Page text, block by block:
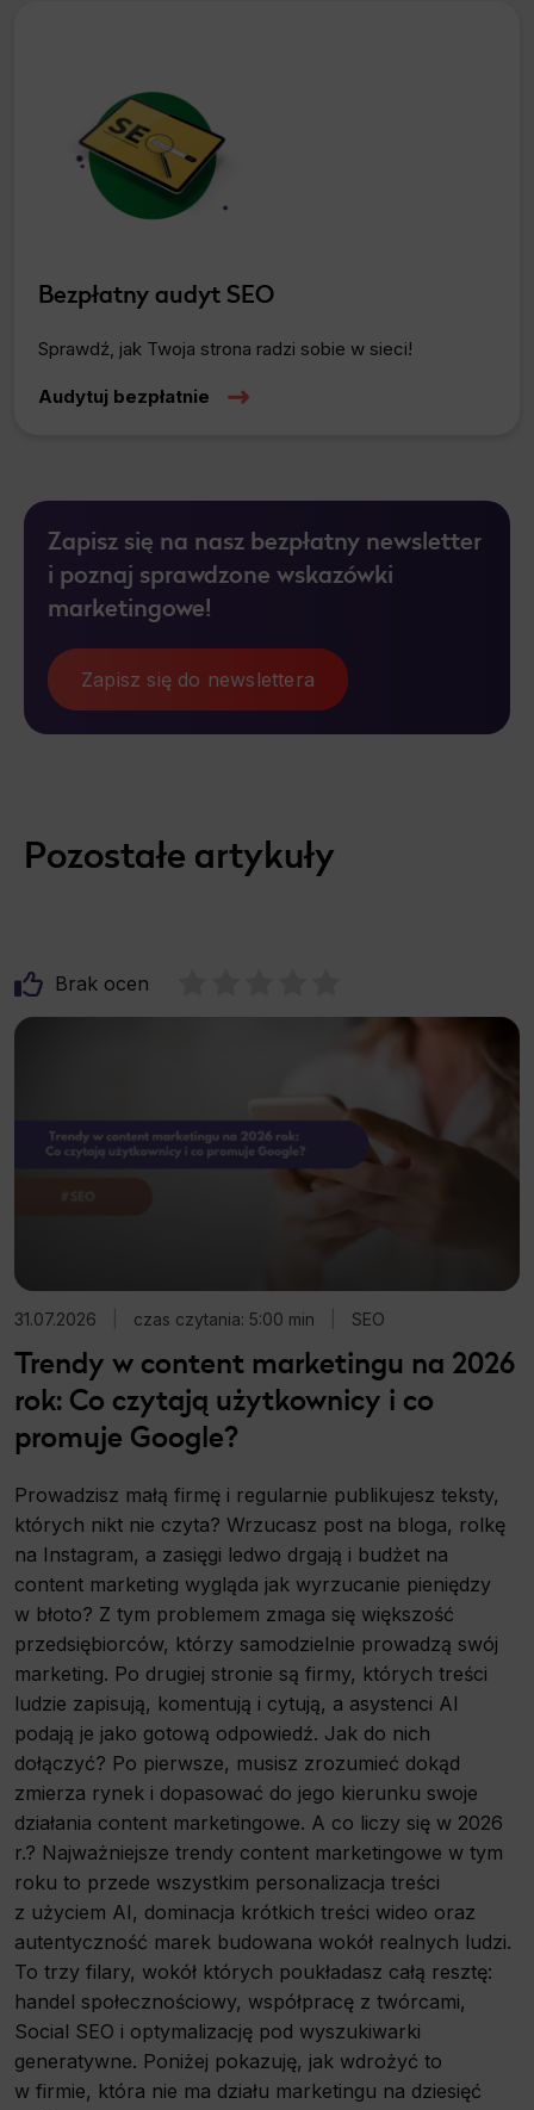
Bezpłatny audyt SEO
Sprawdź, jak Twoja strona radzi sobie w sieci!
Audytuj bezpłatnie
Zapisz się na nasz bezpłatny newsletter
i poznaj sprawdzone wskazówki
marketingowe!
Zapisz się do newslettera
Pozostałe artykuły
Brak ocen
31.07.2026 czas czytania: 5:00 min SEO
Trendy w content marketingu na 2026
rok: Co czytają użytkownicy i co
promuje Google?
Prowadzisz małą firmę i regularnie publikujesz teksty,
których nikt nie czyta? Wrzucasz post na bloga, rolkę
na Instagram, a zasięgi ledwo drgają i budżet na
content marketing wygląda jak wyrzucanie pieniędzy
w błoto? Z tym problemem zmaga się większość
przedsiębiorców, którzy samodzielnie prowadzą swój
marketing. Po drugiej stronie są firmy, których treści
ludzie zapisują, komentują i cytują, a asystenci AI
podają je jako gotową odpowiedź. Jak do nich
dołączyć? Po pierwsze, musisz zrozumieć dokąd
zmierza rynek i dopasować do jego kierunku swoje
działania content marketingowe. A co liczy się w 2026
r.? Najważniejsze trendy content marketingowe w tym
roku to przede wszystkim personalizacja treści
z użyciem AI, dominacja krótkich treści wideo oraz
autentyczność marek budowana wokół realnych ludzi.
To trzy filary, wokół których poukładasz całą resztę:
handel społecznościowy, współpracę z twórcami,
Social SEO i optymalizację pod wyszukiwarki
generatywne. Poniżej pokazuję, jak wdrożyć to
w firmie, która nie ma działu marketingu na dziesięć